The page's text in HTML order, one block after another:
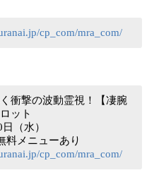
cp_com/mra_com/
衝撃の波動霊視！【凄腕
ット
（水）
料メニューあり
cp_com/mra_com/